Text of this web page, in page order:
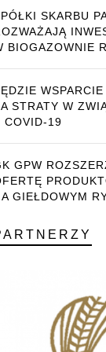
SKARBU
BIOGAZOWNIE
STRATY W
COVID-19
GPW
GIEŁDOWYM